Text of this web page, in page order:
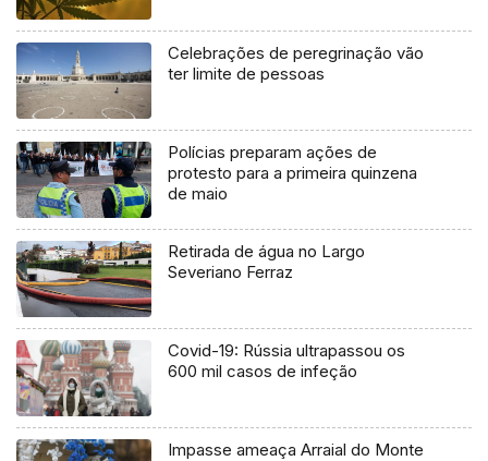
Celebrações de peregrinação vão
ter limite de pessoas
Polícias preparam ações de
protesto para a primeira quinzena
de maio
Retirada de água no Largo
Severiano Ferraz
Covid-19: Rússia ultrapassou os
600 mil casos de infeção
Impasse ameaça Arraial do Monte